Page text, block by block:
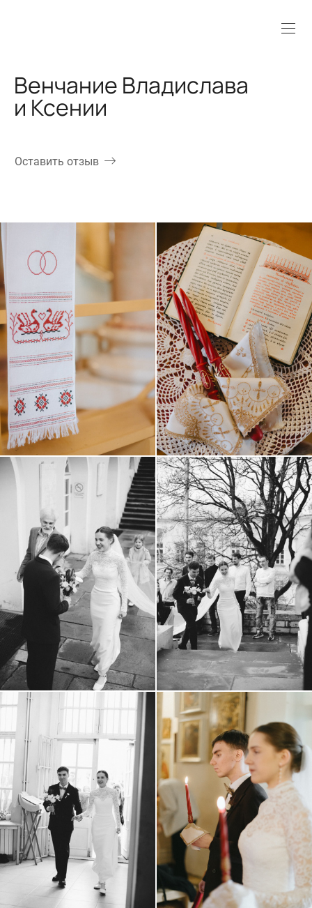
Венчание Владислава
и Ксении
Оставить отзыв